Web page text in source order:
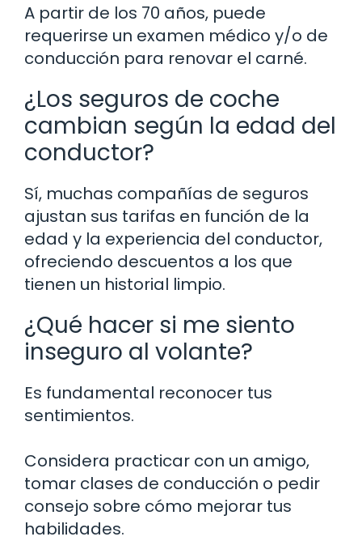
A partir de los 70 años, puede
requerirse un examen médico y/o de
conducción para renovar el carné.
¿Los seguros de coche
cambian según la edad del
conductor?
Sí, muchas compañías de seguros
ajustan sus tarifas en función de la
edad y la experiencia del conductor,
ofreciendo descuentos a los que
tienen un historial limpio.
¿Qué hacer si me siento
inseguro al volante?
Es fundamental reconocer tus
sentimientos.
Considera practicar con un amigo,
tomar clases de conducción o pedir
consejo sobre cómo mejorar tus
habilidades.